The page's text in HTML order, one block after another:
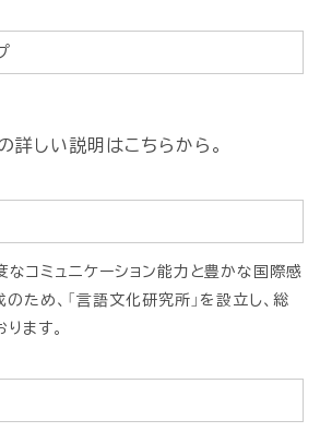
しい説明はこちらから。
コミュニケーション能力と豊かな国際感
ため、「言語文化研究所」を設立し、総
ます。